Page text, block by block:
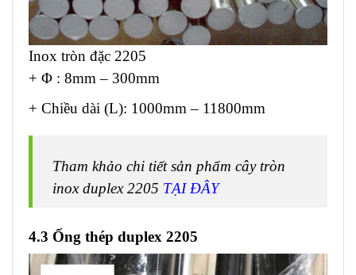
Inox tròn đặc 2205
+ Φ : 8mm – 300mm
+ Chiều dài (L): 1000mm – 11800mm
Tham khảo chi tiết sản phẩm cây tròn
inox duplex 2205 TẠI ĐÂY
4.3 Ống thép duplex 2205